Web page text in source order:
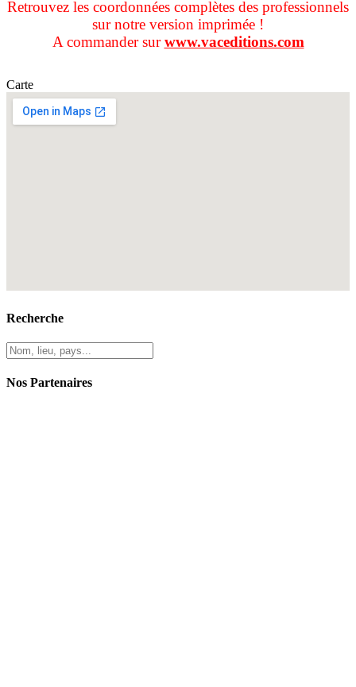
Retrouvez les coordonnées complètes des professionnels
sur notre version imprimée !
A commander surwww.vaceditions.com
Carte
Recherche
Nos Partenaires